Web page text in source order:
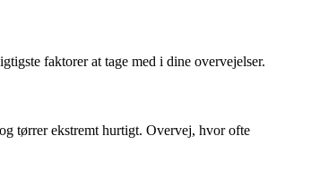
faktorer at tage med i dine overvejelser.
tørrer ekstremt hurtigt. Overvej, hvor ofte